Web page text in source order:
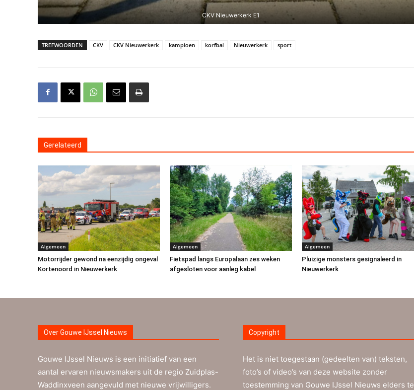
CKV Nieuwerkerk E1
TREFWOORDEN CKV CKV Nieuwerkerk kampioen korfbal Nieuwerkerk sport
Gerelateerd
Algemeen
Motorrijder gewond na eenzijdig ongeval
Kortenoord in Nieuwerkerk
Algemeen
Fietspad langs Europalaan zes weken
afgesloten voor aanleg kabel
Algemeen
Pluizige monsters gesignaleerd in
Nieuwerkerk
Over Gouwe IJssel Nieuws
Gouwe IJssel Nieuws is een initiatief van een
aantal ervaren nieuwsmakers uit de regio Zuidplas-
Waddinxveen aangevuld met nieuwe vrijwilligers.
Copyright
Het is niet toegestaan (gedeelten van) teksten,
foto’s of video’s van deze website zonder
toestemming van Gouwe IJssel Nieuws elders te